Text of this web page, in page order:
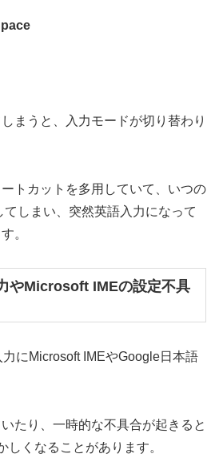
まうと、入力モードが切り替わり
トカットを多用していて、いつの
てしまい、突然英語入力になって
。
やMicrosoft IMEの設定不具
にMicrosoft IMEやGoogle日本語
たり、一時的な不具合が起きると
しくなることがあります。